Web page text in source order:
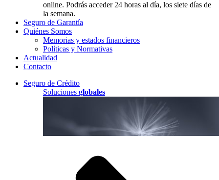
online. Podrás acceder 24 horas al día, los siete días de
la semana.
Seguro de Garantía
Quiénes Somos
Memorias y estados financieros
Políticas y Normativas
Actualidad
Contacto
Seguro de Crédito
Soluciones globales